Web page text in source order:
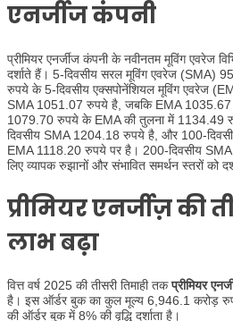
एनर्जीज कंपनी
प्रीमियर एनर्जीज कंपनी के नवीनतम मूविंग एवरेज
दर्शाते हैं। 5-दिवसीय सरल मूविंग एवरेज (SMA)
रुपये के 5-दिवसीय एक्सपोनेंशियल मूविंग एवरेज
SMA 1051.07 रुपये है, जबकि EMA 1035.67
1079.70 रुपये के EMA की तुलना में 1134.49
दिवसीय SMA 1204.18 रुपये है, और 100-
EMA 1118.20 रुपये पर है। 200-दिवसीय
लिए व्यापक रुझानों और संभावित समर्थन स्तरों को
प्रीमियर एनर्जीज़ की
लाभ बढ़ा
वित्त वर्ष 2025 की तीसरी तिमाही तकप्रीमियर
है। इस ऑर्डर बुक का कुल मूल्य 6,946.1 करोड़
की ऑर्डर बुक में 8% की वृद्धि दर्शाता है।